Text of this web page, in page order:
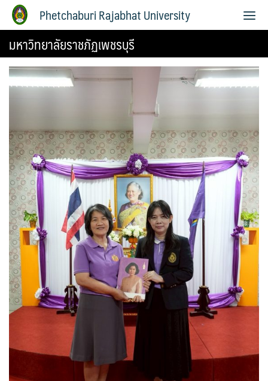
Phetchaburi Rajabhat University
มหาวิทยาลัยราชภัฏเพชรบุรี